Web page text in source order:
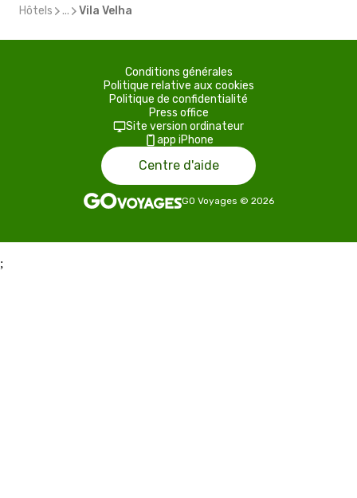
Hôtels ... Vila Velha
Conditions générales
Politique relative aux cookies
Politique de confidentialité
Press office
Site version ordinateur
app iPhone
Centre d'aide
GO Voyages © 2026
;